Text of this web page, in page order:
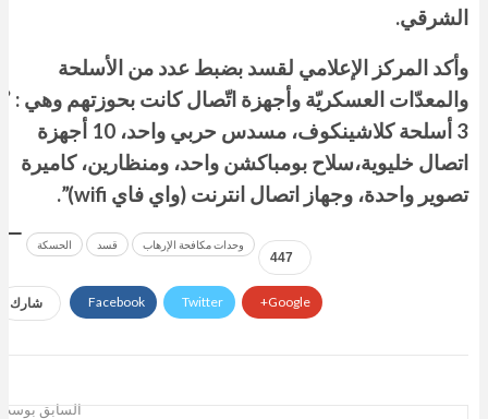
الشرقي.
وأكد المركز الإعلامي لقسد بضبط عدد من الأسلحة
والمعدّات العسكريّة وأجهزة اتّصال كانت بحوزتهم وهي : ”
3 أسلحة كلاشينكوف، مسدس حربي واحد، 10 أجهزة
اتصال خليوية،سلاح بومباكشن واحد، ومنظارين، كاميرة
تصوير واحدة، وجهاز اتصال انترنت (واي فاي wifi)”.
الحسكة قسد وحدات مكافحة الإرهاب
447
شارك Facebook Twitter Google+
السابق